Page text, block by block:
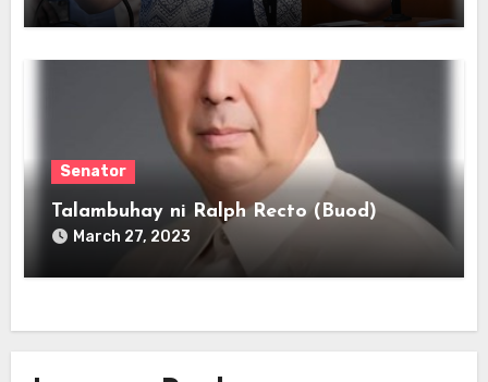
Senator
Talambuhay ni Ralph Recto (Buod)
March 27, 2023